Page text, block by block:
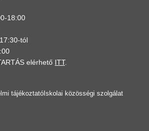
18:00
tól
elérhető ITT.
tájékoztató Iskolai közösségi szolgálat